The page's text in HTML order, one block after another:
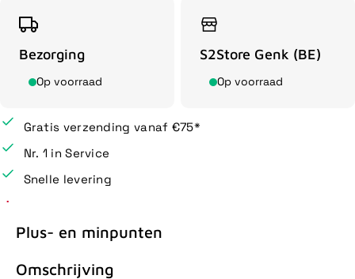
Bezorging
Op voorraad
S2Store Genk (BE)
Op voorraad
Gratis verzending vanaf €75*
Nr. 1 in Service
Snelle levering
Plus- en minpunten
Omschrijving